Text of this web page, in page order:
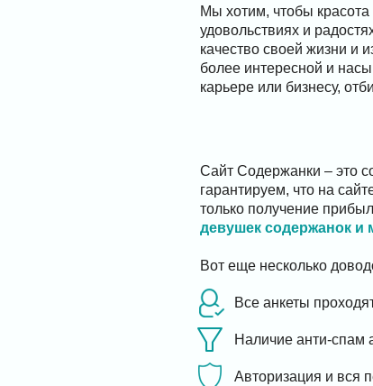
Мы хотим, чтобы
удовольствиях и
качество своей жизни и
более интересной и
карьере или бизнесу,
Сайт Содержанки – это
гарантируем, что на
только получение
девушек содержанок и
Вот еще несколько
Все анкеты
Наличие анти-спам
Авторизация и вся